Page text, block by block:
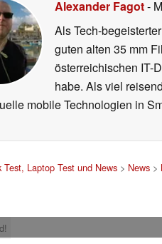
Alexander Fagot-
Als Tech-
guten alten 35 mm
österreichischen IT-
habe. Als viel
mobile Technologien in
Test, Laptop Test und News> News>